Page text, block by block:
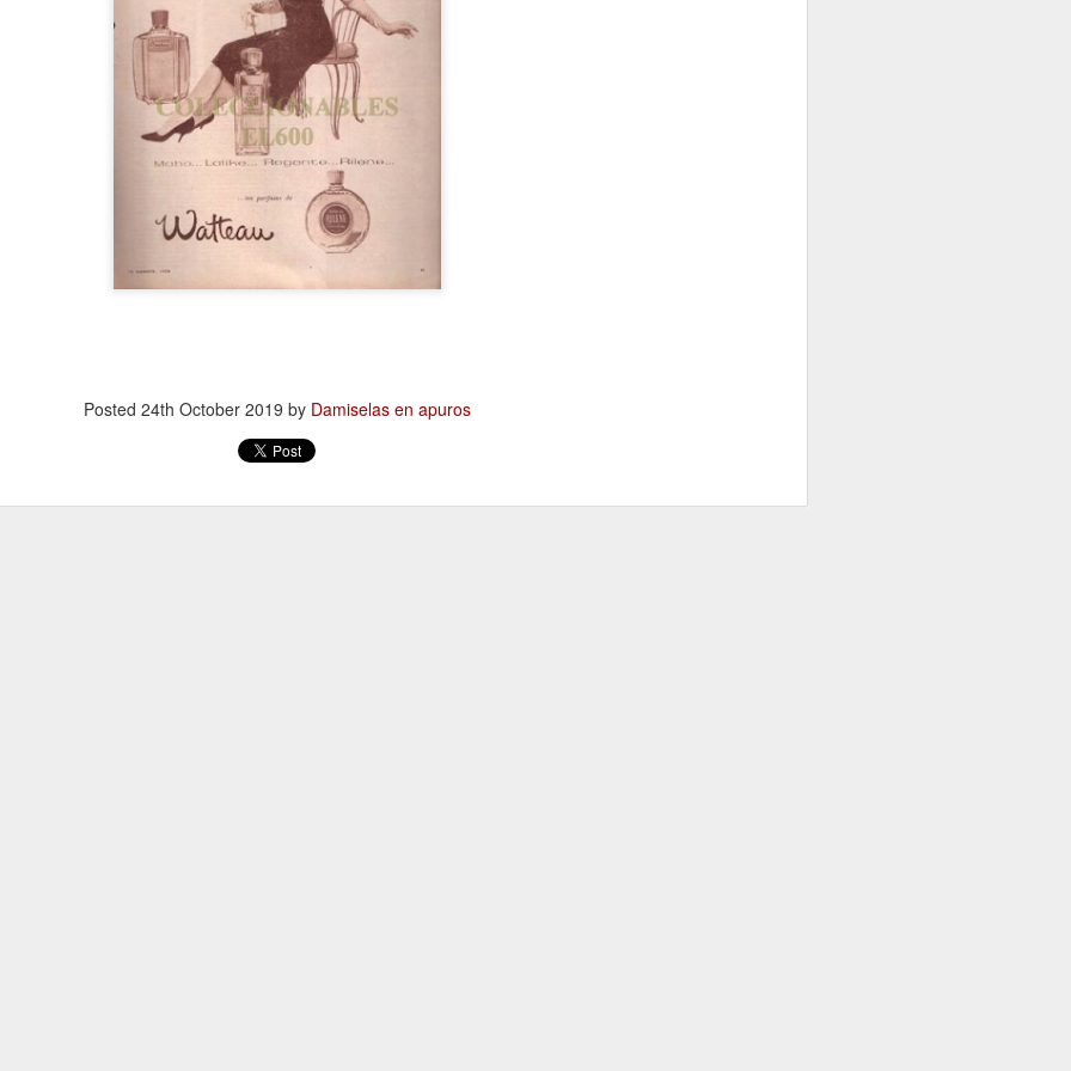
Posted 24th October 2019 by Damiselas en apuros
Por Guadalupe Treibel
entero tarde -por puro despiste- y siento la obligación moral de
el asunto para quienes todavía se rompen el coco buscando la
segura de quedar color canela: el bronceado saludable no existe.
un oxímoron, un verso. Resulta que eso que llamamos “colorcito”
en términos médicos, la respuesta a un daño: la piel produce
para defenderse porque la radiación ya empezó a dañar el
Por Mariela Sexer
señalé en la segunda entrega de La inspectora, mi newsletter, es
significativa la diferencia de licencias de conducir otorgadas según